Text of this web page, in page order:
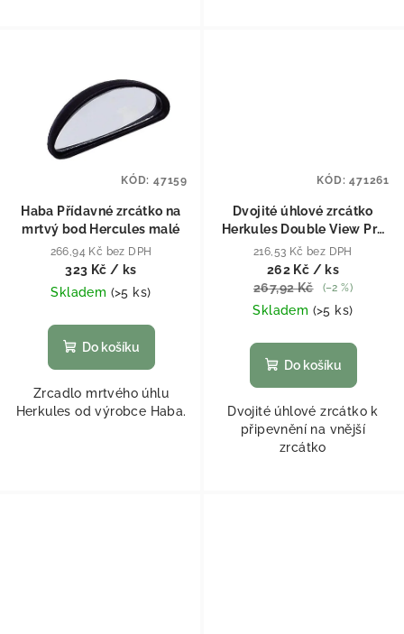
Haba Přídavné zrcátko na
mrtvý bod Hercules malé
266,94 Kč bez DPH
323 Kč / ks
Skladem (>5 ks)
Do košíku
Zrcadlo mrtvého úhlu
Herkules od výrobce Haba.
KÓD: 47159
Dvojité úhlové zrcátko
Herkules Double View Pro
levé vnější zrcátko
216,53 Kč bez DPH
262 Kč / ks
267,92 Kč
(–2 %)
Skladem (>5 ks)
Do košíku
Dvojité úhlové zrcátko k
připevnění na vnější
zrcátko
KÓD:471261